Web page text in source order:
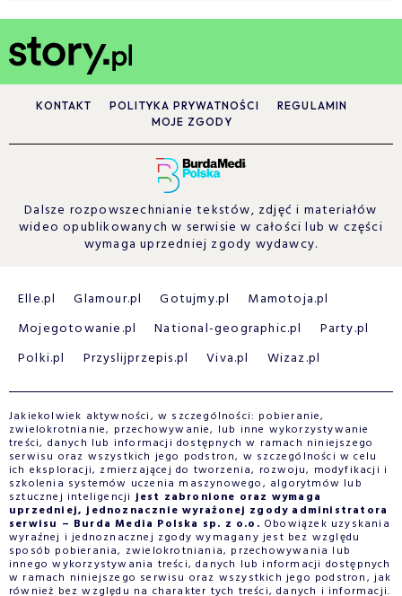
KONTAKT POLITYKA PRYWATNOŚCI
REGULAMIN
MOJE ZGODY
Dalsze rozpowszechnianie tekstów, zdjęć i materiałów
wideo opublikowanych w serwisie w całości lub w części
wymaga uprzedniej zgody wydawcy.
Elle.pl Glamour.pl Gotujmy.pl
Mamotoja.pl
Mojegotowanie.pl
National-geographic.pl
Party.pl
Polki.pl
Przyslijprzepis.pl Viva.pl Wizaz.pl
Jakiekolwiek aktywności, w szczególności: pobieranie,
zwielokrotnianie, przechowywanie, lub inne wykorzystywanie
treści, danych lub informacji dostępnych w ramach niniejszego
serwisu oraz wszystkich jego podstron, w szczególności w celu
ich eksploracji, zmierzającej do tworzenia, rozwoju, modyfikacji i
szkolenia systemów uczenia maszynowego, algorytmów lub
sztucznej inteligencjijest zabronione oraz wymaga
uprzedniej, jednoznacznie wyrażonej zgody administratora
serwisu – Burda Media Polska sp. z o.o. Obowiązek uzyskania
wyraźnej i jednoznacznej zgody wymagany jest bez względu
sposób pobierania, zwielokrotniania, przechowywania lub
innego wykorzystywania treści, danych lub informacji dostępnych
w ramach niniejszego serwisu oraz wszystkich jego podstron, jak
również bez względu na charakter tych treści, danych i informacji.